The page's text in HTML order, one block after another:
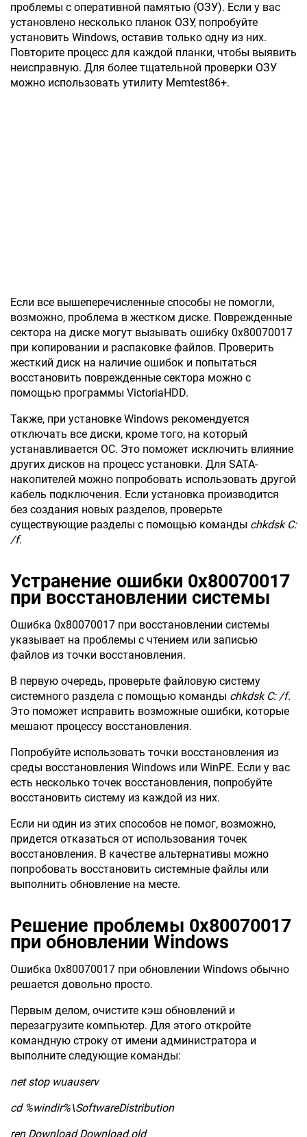
проблемы с оперативной памятью (ОЗУ). Если у вас
установлено несколько планок ОЗУ, попробуйте
установить Windows, оставив только одну из них.
Повторите процесс для каждой планки, чтобы выявить
неисправную. Для более тщательной проверки ОЗУ
можно использовать утилиту Memtest86+.
Если все вышеперечисленные способы не помогли,
возможно, проблема в жестком диске. Поврежденные
сектора на диске могут вызывать ошибку 0x80070017
при копировании и распаковке файлов. Проверить
жесткий диск на наличие ошибок и попытаться
восстановить поврежденные сектора можно с
помощью программы VictoriaHDD.
Также, при установке Windows рекомендуется
отключать все диски, кроме того, на который
устанавливается ОС. Это поможет исключить влияние
других дисков на процесс установки. Для SATA-
накопителей можно попробовать использовать другой
кабель подключения. Если установка производится
без создания новых разделов, проверьте
существующие разделы с помощью команды chkdsk C:
/f.
Устранение ошибки 0x80070017
при восстановлении системы
Ошибка 0x80070017 при восстановлении системы
указывает на проблемы с чтением или записью
файлов из точки восстановления.
В первую очередь, проверьте файловую систему
системного раздела с помощью команды chkdsk C: /f.
Это поможет исправить возможные ошибки, которые
мешают процессу восстановления.
Попробуйте использовать точки восстановления из
среды восстановления Windows или WinPE. Если у вас
есть несколько точек восстановления, попробуйте
восстановить систему из каждой из них.
Если ни один из этих способов не помог, возможно,
придется отказаться от использования точек
восстановления. В качестве альтернативы можно
попробовать восстановить системные файлы или
выполнить обновление на месте.
Решение проблемы 0x80070017
при обновлении Windows
Ошибка 0x80070017 при обновлении Windows обычно
решается довольно просто.
Первым делом, очистите кэш обновлений и
перезагрузите компьютер. Для этого откройте
командную строку от имени администратора и
выполните следующие команды:
net stop wuauserv
cd %windir%\SoftwareDistribution
ren Download Download.old